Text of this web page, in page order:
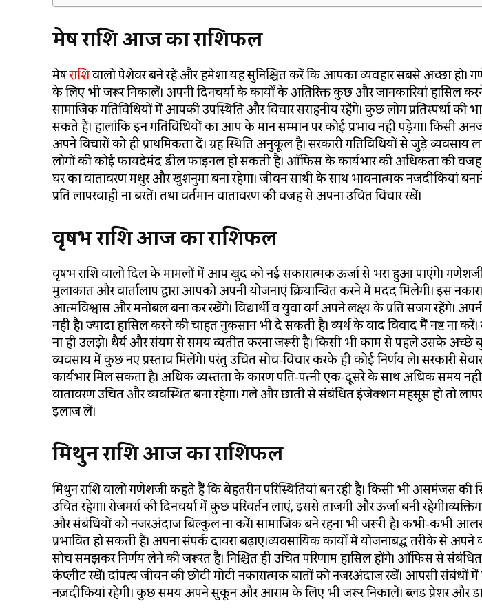
मेष राशि आज का राशिफल
मेषराशिवालो पेशेवर बने रहें और हमेशा यह सुनिश्चित करें कि आपका व्यवहार सबसे अच्छा
के लिए भी जरूर निकालें। अपनी दिनचर्या के कार्यों के अतिरिक्त कुछ और जानकारियां हासिल
सामाजिक गतिविधियों में आपकी उपस्थिति और विचार सराहनीय रहेंगे। कुछ लोग प्रतिस्पर्धा
सकते हैं। हालांकि इन गतिविधियों का आप के मान सम्मान पर कोई प्रभाव नहीं पड़ेगा। किसी
अपने विचारों को ही प्राथमिकता दें। ग्रह स्थिति अनुकूल है। सरकारी गतिविधियों से जुड़े व्यवसाय
लोगों की कोई फायदेमंद डील फाइनल हो सकती है। ऑफिस के कार्यभार की अधिकता की
घर का वातावरण मधुर और खुशनुमा बना रहेगा। जीवन साथी के साथ भावनात्मक नजदीकियां
प्रति लापरवाही ना बरतें। तथा वर्तमान वातावरण की वजह से अपना उचित विचार रखें।
वृषभ राशि आज का राशिफल
वृषभ राशि वालो दिल के मामलों में आप खुद को नई सकारात्मक ऊर्जा से भरा हुआ पाएंगे।
मुलाकात और वार्तालाप द्वारा आपको अपनी योजनाएं क्रियान्वित करने में मदद मिलेगी। इस
आत्मविश्वास और मनोबल बना कर रखेंगे। विद्यार्थी व युवा वर्ग अपने लक्ष्य के प्रति सजग रहेंगे।
नहीं है। ज्यादा हासिल करने की चाहत नुकसान भी दे सकती है। व्यर्थ के वाद विवाद मैं नष्ट ना
ना ही उलझे। धैर्य और संयम से समय व्यतीत करना जरूरी है। किसी भी काम से पहले उसके अच्छे
व्यवसाय में कुछ नए प्रस्ताव मिलेंगे। परंतु उचित सोच-विचार करके ही कोई निर्णय ले। सरकारी
कार्यभार मिल सकता है। अधिक व्यस्तता के कारण पति-पत्नी एक-दूसरे के साथ अधिक समय
वातावरण उचित और व्यवस्थित बना रहेगा। गले और छाती से संबंधित इंजेक्शन महसूस हो तो
इलाज लें।
मिथुन राशि आज का राशिफल
मिथुन राशि वालो गणेशजी कहते हैं कि बेहतरीन परिस्थितियां बन रही है। किसी भी असमंजस की
उचित रहेगा। रोजमर्रा की दिनचर्या में कुछ परिवर्तन लाएं, इससे ताजगी और ऊर्जा बनी
और संबंधियों को नजरअंदाज बिल्कुल ना करें। सामाजिक बने रहना भी जरूरी है। कभी-कभी
प्रभावित हो सकती हैं। अपना संपर्क दायरा बढ़ाए।व्यवसायिक कार्यों में योजनाबद्ध तरीके से
सोच समझकर निर्णय लेने की जरूरत है। निश्चित ही उचित परिणाम हासिल होंगे। ऑफिस से
कंप्लीट रखें। दांपत्य जीवन की छोटी मोटी नकारात्मक बातों को नजरअंदाज रखें। आपसी संबंधों में
नज़दीकियां रहेगी। कुछ समय अपने सुकून और आराम के लिए भी जरूर निकालें। ब्लड प्रेशर और